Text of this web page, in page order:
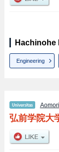
Hachinohe
Engineering
Aomori
弘前学院大